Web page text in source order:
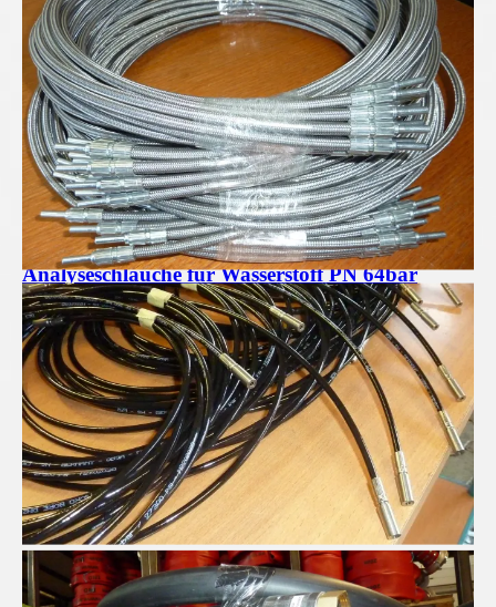
Analyseschläuche für Wasserstoff PN 64bar
Pressluftschläuche für Profis